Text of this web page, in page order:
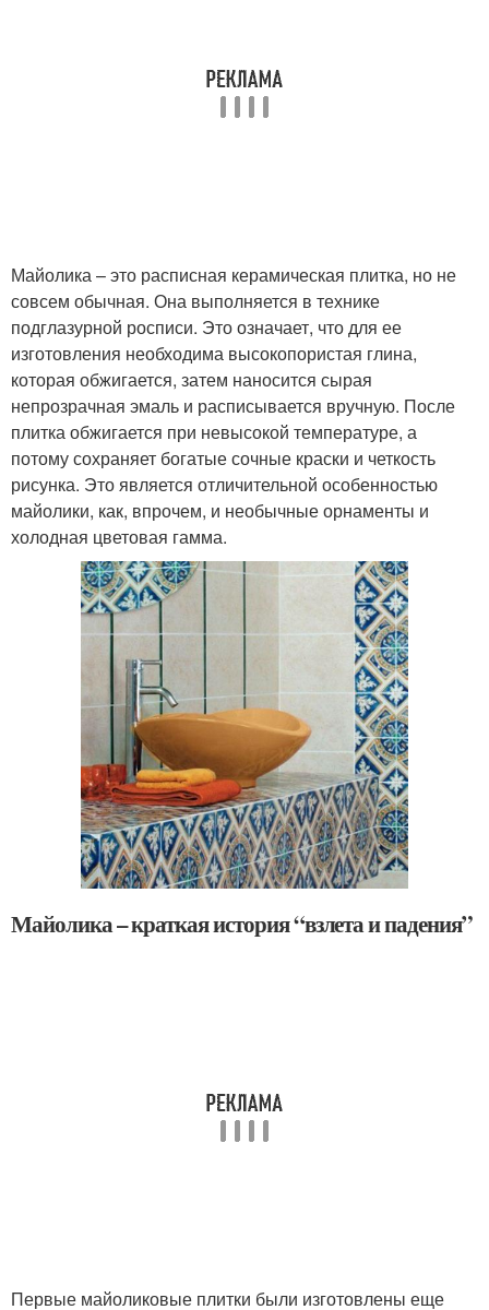
Майолика – это расписная керамическая плитка, но не
совсем обычная. Она выполняется в технике
подглазурной росписи. Это означает, что для ее
изготовления необходима высокопористая глина,
которая обжигается, затем наносится сырая
непрозрачная эмаль и расписывается вручную. После
плитка обжигается при невысокой температуре, а
потому сохраняет богатые сочные краски и четкость
рисунка. Это является отличительной особенностью
майолики, как, впрочем, и необычные орнаменты и
холодная цветовая гамма.
Майолика – краткая история “взлета и падения”
Первые майоликовые плитки были изготовлены еще